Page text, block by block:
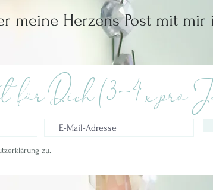
meine Herzens Post mit mir
für Dich (3-4 x pro
zu.